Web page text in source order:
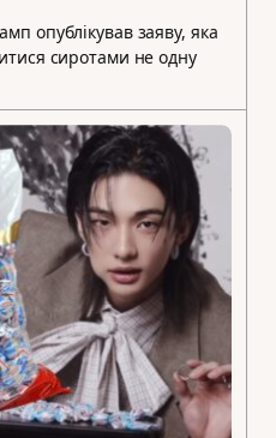
опублікував заяву, яка
сиротами не одну